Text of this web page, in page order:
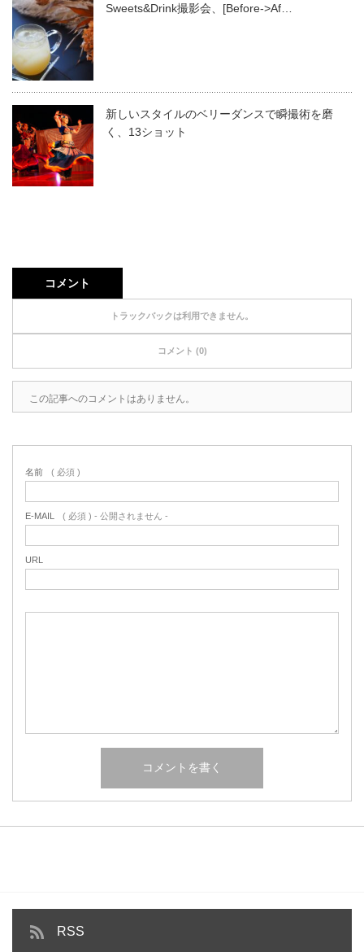
Sweets&Drink撮影会、[Before->Af…
新しいスタイルのベリーダンスで瞬撮術を磨
く、13ショット
コメント
トラックバックは利用できません。
コメント (0)
この記事へのコメントはありません。
名前 ( 必須 )
E-MAIL ( 必須 ) - 公開されません -
URL
RSS